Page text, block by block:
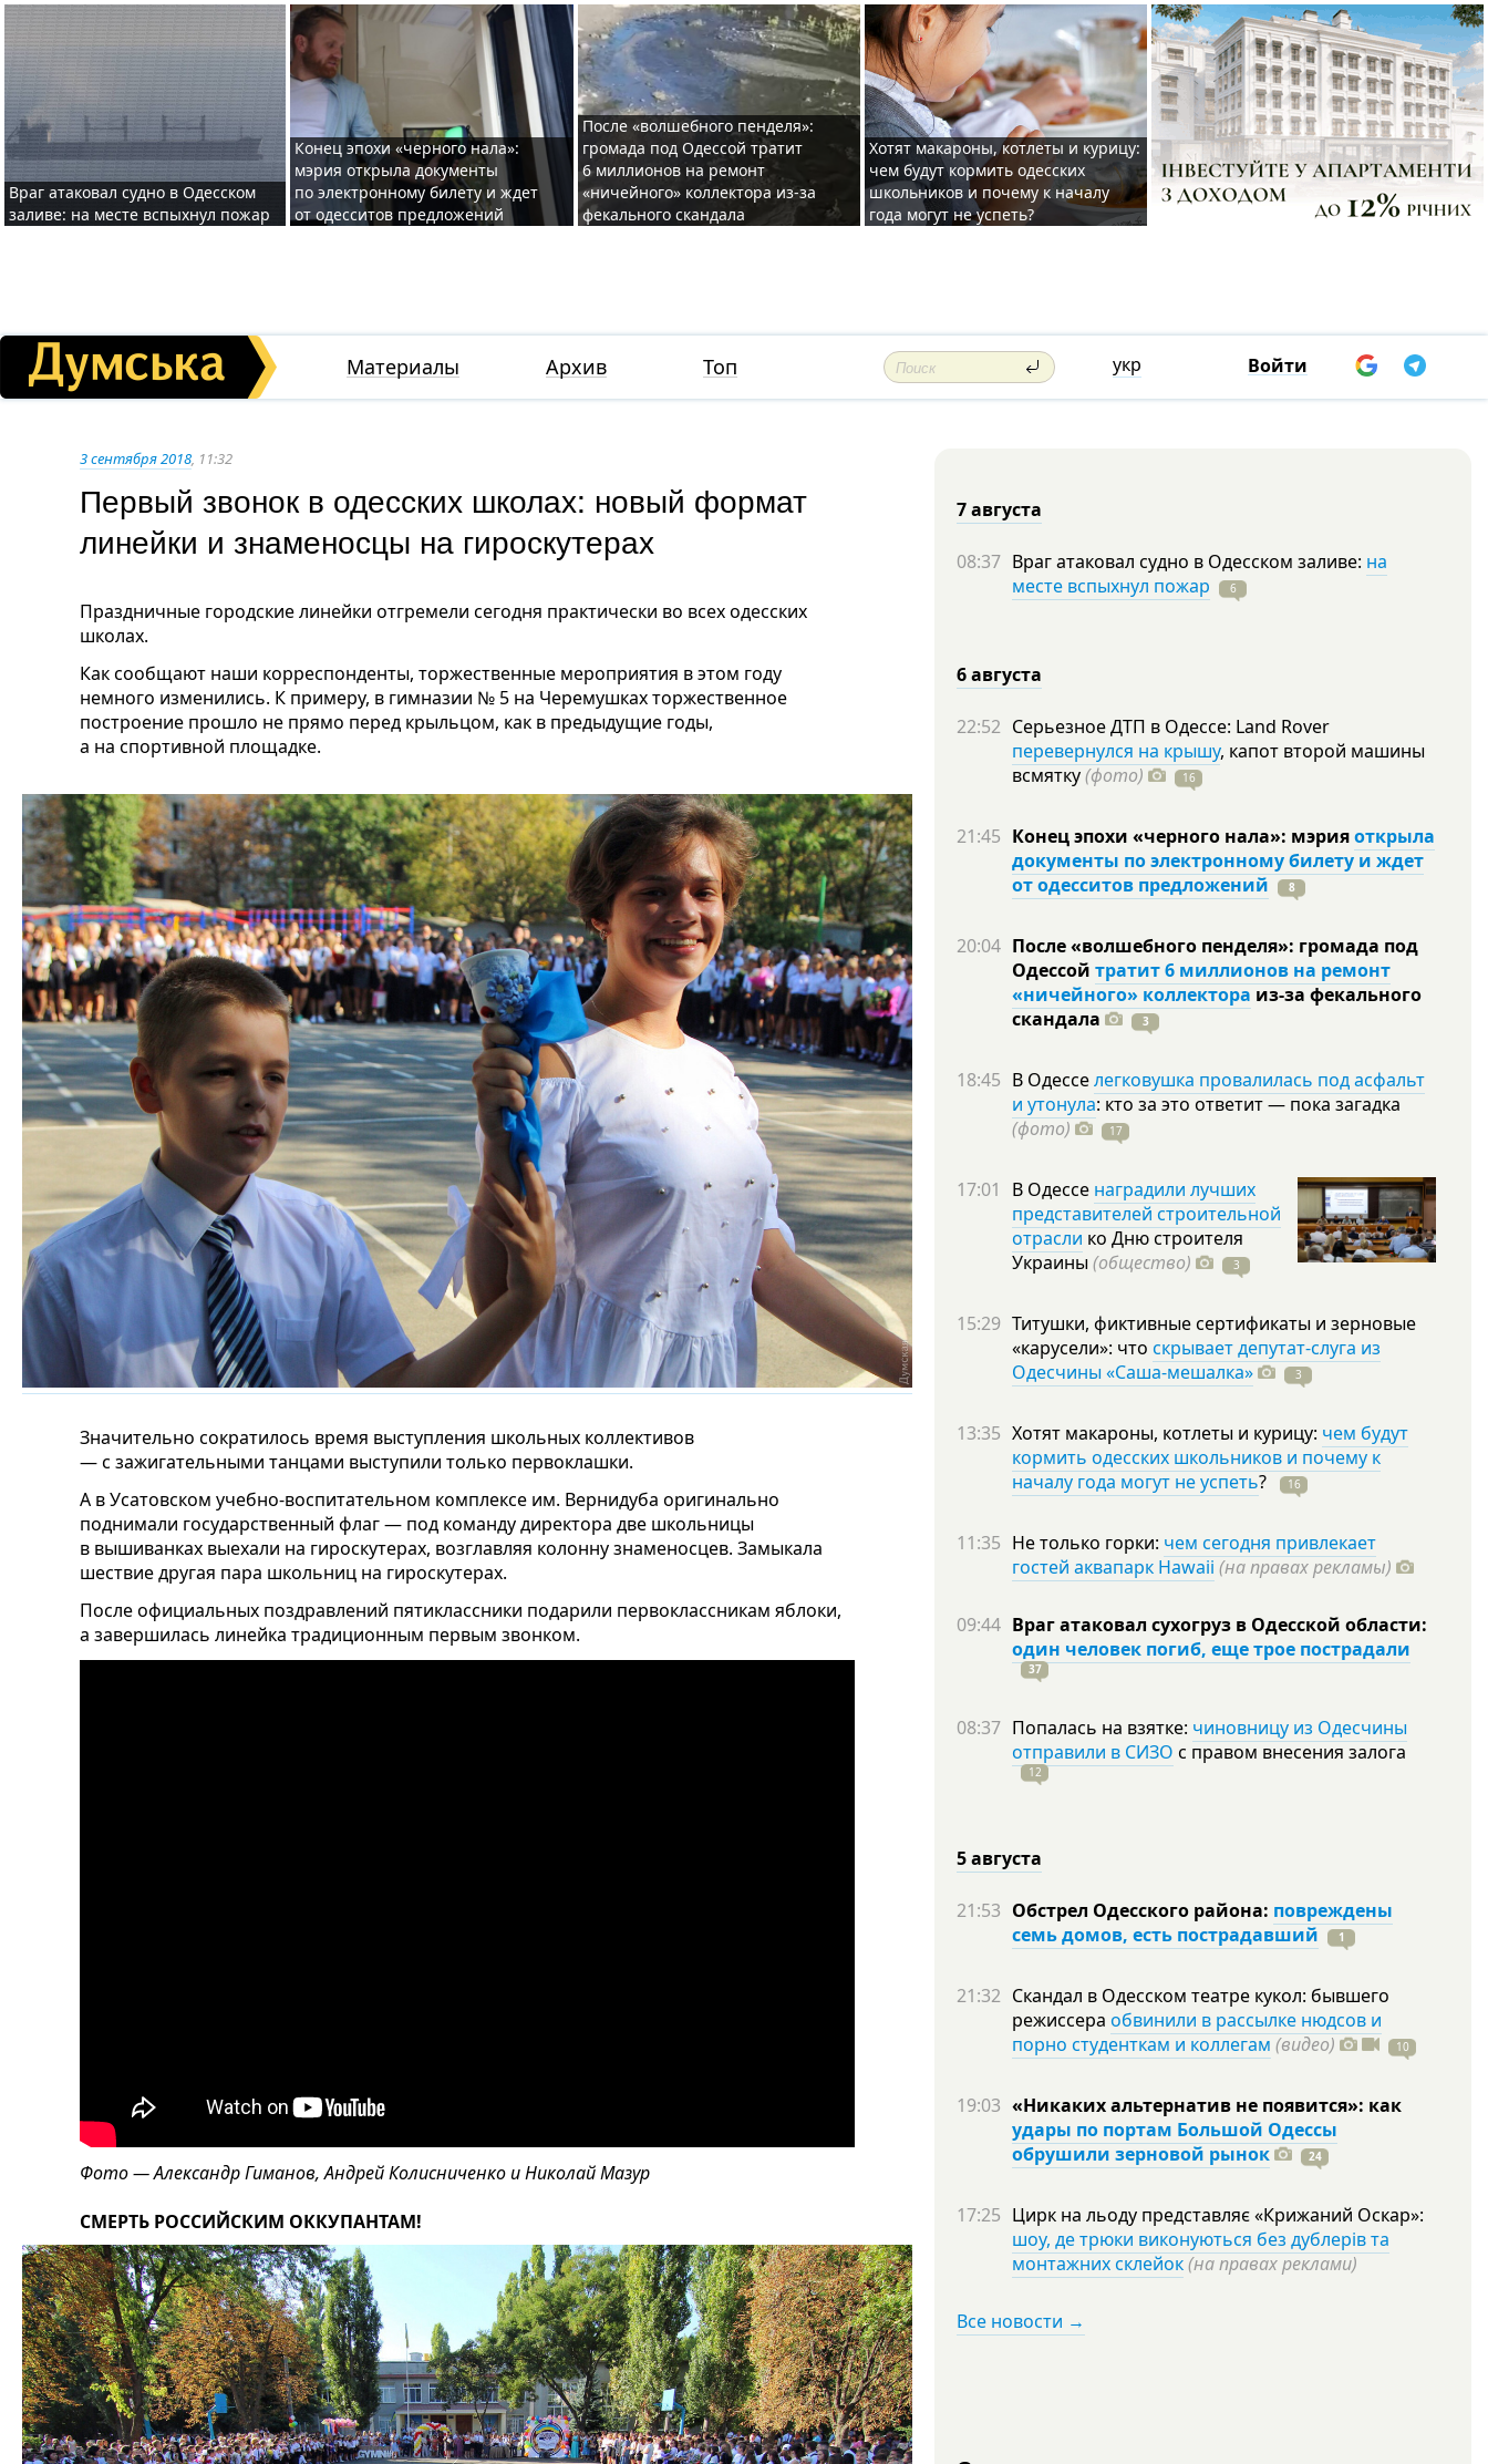
Враг атаковал судно в Одесском
заливе: на месте вспыхнул пожар
Конец эпохи «черного нала»:
мэрия открыла документы
по электронному билету и ждет
от одесситов предложений
После «волшебного пенделя»:
громада под Одессой тратит
6 миллионов на ремонт
«ничейного» коллектора из-за
фекального скандала
Хотят макароны, котлеты и курицу:
чем будут кормить одесских
школьников и почему к началу
года могут не успеть?
Материалы Архив Топ укр Войти
3 сентября 2018, 11:32
Первый звонок в одесских школах: новый формат
линейки и знаменосцы на гироскутерах
Праздничные городские линейки отгремели сегодня практически во всех одесских
школах.
Как сообщают наши корреспонденты, торжественные мероприятия в этом году
немного изменились. К примеру, в гимназии № 5 на Черемушках торжественное
построение прошло не прямо перед крыльцом, как в предыдущие годы,
а на спортивной площадке.
Значительно сократилось время выступления школьных коллективов
— с зажигательными танцами выступили только первоклашки.
А в Усатовском учебно-воспитательном комплексе им. Вернидуба оригинально
поднимали государственный флаг — под команду директора две школьницы
в вышиванках выехали на гироскутерах, возглавляя колонну знаменосцев. Замыкала
шествие другая пара школьниц на гироскутерах.
После официальных поздравлений пятиклассники подарили первоклассникам яблоки,
а завершилась линейка традиционным первым звонком.
Фото — Александр Гиманов, Андрей Колисниченко и Николай Мазур
СМЕРТЬ РОССИЙСКИМ ОККУПАНТАМ!
7 августа
08:37 Враг атаковал судно в Одесском заливе: на
месте вспыхнул пожар
6
6 августа
22:52 Серьезное ДТП в Одессе: Land Rover
перевернулся на крышу, капот второй машины
всмятку(фото) 16
21:45 Конец эпохи «черного нала»: мэрияоткрыла
документы по электронному билету и ждет
от одесситов предложений
8
20:04 После «волшебного пенделя»: громада под
Одессой тратит 6 миллионов на ремонт
«ничейного» коллектора из-за фекального
скандала
3
18:45 В Одесселегковушка провалилась под асфальт
и утонула: кто за это ответит — пока загадка
(фото)
17
17:01 В Одессе наградили лучших
представителей строительной
отрасли ко Дню строителя
Украины (общество) 3
15:29 Титушки, фиктивные сертификаты и зерновые
«карусели»: что скрывает депутат-слуга из
Одесчины «Саша-мешалка»
3
13:35 Хотят макароны, котлеты и курицу: чем будут
кормить одесских школьников и почему к
началу года могут не успеть? 16
11:35 Не только горки: чем сегодня привлекает
гостей аквапарк Hawaii (на правах рекламы)
09:44 Враг атаковал сухогруз в Одесской области:
один человек погиб, еще трое пострадали
37
08:37 Попалась на взятке: чиновницу из Одесчины
отправили в СИЗО с правом внесения залога
12
5 августа
21:53 Обстрел Одесского района: повреждены
семь домов, есть пострадавший
1
21:32 Скандал в Одесском театре кукол: бывшего
режиссера обвинили в рассылке нюдсов и
порно студенткам и коллегам (видео) 10
19:03 «Никаких альтернатив не появится»: как
удары по портам Большой Одессы
обрушили зерновой рынок
24
17:25 Цирк на льоду представляє «Крижаний Оскар»:
шоу, де трюки виконуються без дублерів та
монтажних склейок(на правах реклами)
Все новости →